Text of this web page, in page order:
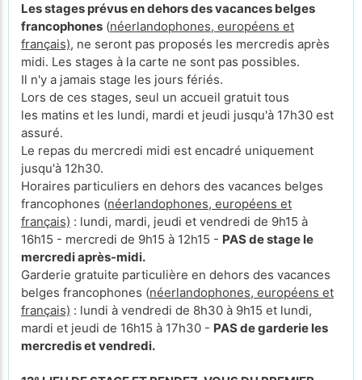
Les stages prévus en dehors des vacances belges
francophones (néerlandophones, européens et
français), ne seront pas proposés les mercredis après
midi. Les stages à la carte ne sont pas possibles.
Il n'y a jamais stage les jours fériés.
Lors de ces stages, seul un accueil gratuit tous
les matins et les lundi, mardi et jeudi jusqu'à 17h30 est
assuré.
Le repas du mercredi midi est encadré uniquement
jusqu'à 12h30.
Horaires particuliers en dehors des vacances belges
francophones (néerlandophones, européens et
français) : lundi, mardi, jeudi et vendredi de 9h15 à
16h15 - mercredi de 9h15 à 12h15 - PAS de stage le
mercredi après-midi.
Garderie gratuite particulière en dehors des vacances
belges francophones (néerlandophones, européens et
français) : lundi à vendredi de 8h30 à 9h15 et lundi,
mardi et jeudi de 16h15 à 17h30 - PAS de garderie les
mercredis et vendredi.